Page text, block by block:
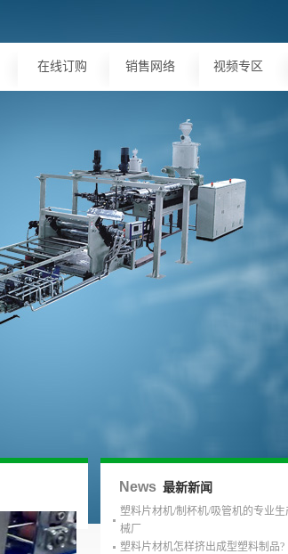
在线订购 销售网络 视频专区
News 最新新闻
塑料片材机/制杯机/吸管机的专业
械厂
塑料片材机怎样挤出成型塑料制品?